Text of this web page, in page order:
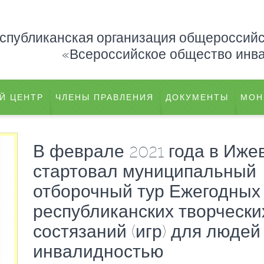
организация
«Всероссийское общество
ЦЕНТР ЧЛЕНЫ ПРАВЛЕНИЯ ДОКУМЕНТЫ
В феврале 2021 года в
стартовал муниципальный
отборочный тур Ежегодных
республиканских
состязаний (игр) для людей
инвалидностью